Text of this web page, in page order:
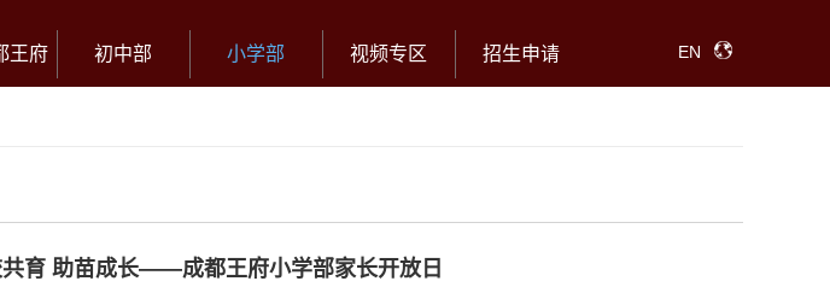
王府 初中部 小学部 视频专区 招生申请 EN
共育 助苗成长——成都王府小学部家长开放日